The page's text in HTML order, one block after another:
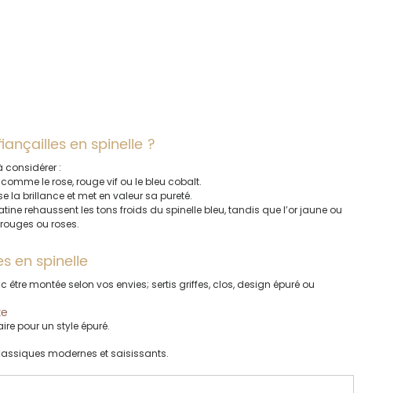
en spinelle ?
considérer :
le rose, rouge vif ou le bleu cobalt.
la brillance et met en valeur sa pureté.
rehaussent les tons froids du spinelle bleu, tandis que l’or jaune ou
ou roses.
en spinelle
être montée selon vos envies; sertis griffes, clos, design épuré ou
pour un style épuré.
modernes et saisissants.